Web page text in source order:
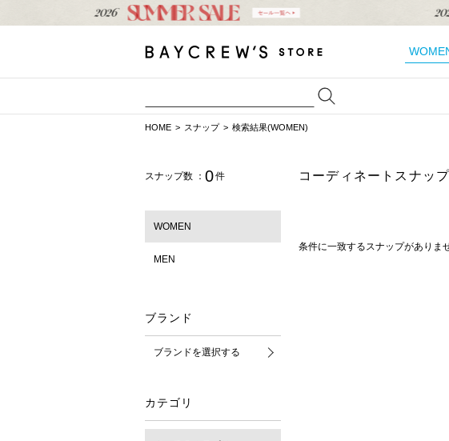
HOME スナップ 検索結果(WOMEN)
スナップ数 ： 0件
WOMEN
MEN
ブランド
ブランドを選択する
カテゴリ
コーディネートスナッ
条件に一致するスナップがありま